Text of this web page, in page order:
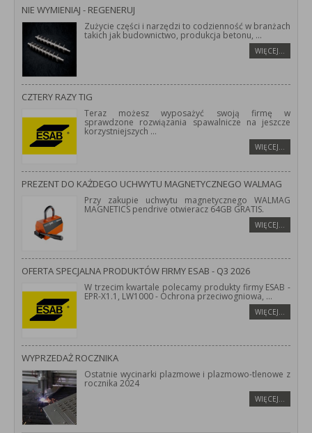
NIE WYMIENIAJ - REGENERUJ
Zużycie części i narzędzi to codzienność w branżach
takich jak budownictwo, produkcja betonu, ...
WIĘCEJ…
CZTERY RAZY TIG
Teraz możesz wyposażyć swoją firmę w
sprawdzone rozwiązania spawalnicze na jeszcze
korzystniejszych ...
WIĘCEJ…
PREZENT DO KAŻDEGO UCHWYTU MAGNETYCZNEGO WALMAG
Przy zakupie uchwytu magnetycznego WALMAG
MAGNETICS pendrive otwieracz 64GB GRATIS.
WIĘCEJ…
OFERTA SPECJALNA PRODUKTÓW FIRMY ESAB - Q3 2026
W trzecim kwartale polecamy produkty firmy ESAB -
EPR-X1.1, LW1000 - Ochrona przeciwogniowa, ...
WIĘCEJ…
WYPRZEDAŻ ROCZNIKA
Ostatnie wycinarki plazmowe i plazmowo-tlenowe z
rocznika 2024
WIĘCEJ…